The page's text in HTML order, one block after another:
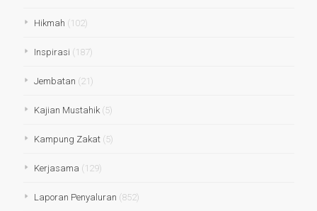
Hikmah (102)
Inspirasi (187)
Jembatan (21)
Kajian Mustahik(5)
Kampung Zakat(5)
Kerjasama (129)
Laporan Penyaluran (852)